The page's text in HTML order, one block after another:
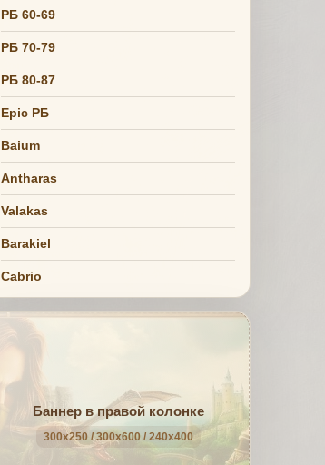
РБ 60-69
РБ 70-79
РБ 80-87
Epic РБ
Baium
Antharas
Valakas
Barakiel
Cabrio
Баннер в правой колонке
300x250 / 300x600 / 240x400